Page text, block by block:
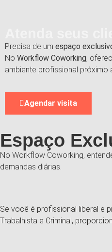
Precisa de um espaço
No Workflow Coworking,
ambiente profissional próximo
Agendar visita
Espaço
No Workflow Coworking,
demandas diárias.
Se você é profissional liberal e
Trabalhista e Criminal,